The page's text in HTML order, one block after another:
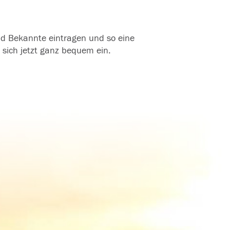
Bekannte eintragen und so eine
jetzt ganz bequem ein.